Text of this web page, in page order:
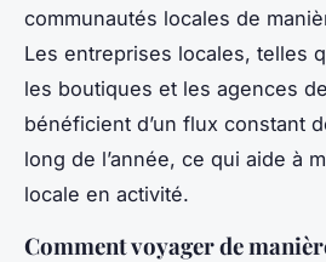
communautés locales de
Les entreprises locales, telles
les boutiques et les agences
bénéficient d’un flux constant
long de l’année, ce qui aide à
locale en activité.
Comment voyager de